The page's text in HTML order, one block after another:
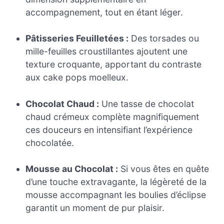
accompagnement, tout en étant léger.
Pâtisseries Feuilletées : Des torsades ou
mille-feuilles croustillantes ajoutent une
texture croquante, apportant du contraste
aux cake pops moelleux.
Chocolat Chaud : Une tasse de chocolat
chaud crémeux complète magnifiquement
ces douceurs en intensifiant l’expérience
chocolatée.
Mousse au Chocolat : Si vous êtes en quête
d’une touche extravagante, la légèreté de la
mousse accompagnant les boulies d’éclipse
garantit un moment de pur plaisir.